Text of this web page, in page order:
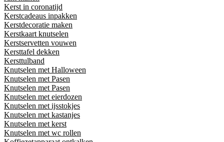
Kerst in coronatijd
Kerstcadeaus inpakken
Kerstdecoratie maken
Kerstkaart knutselen
Kerstservetten vouwen
Kersttafel dekken
Kersttulband
Knutselen met Halloween
Knutselen met Pasen
Knutselen met Pasen
Knutselen met eierdozen
Knutselen met ijsstokjes
Knutselen met kastanjes
Knutselen met kerst
Knutselen met wc rollen